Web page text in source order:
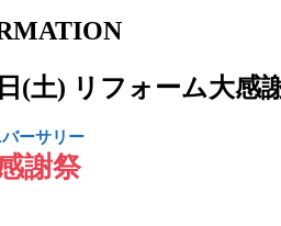
(土) リフォーム大感
ーサリー
謝祭